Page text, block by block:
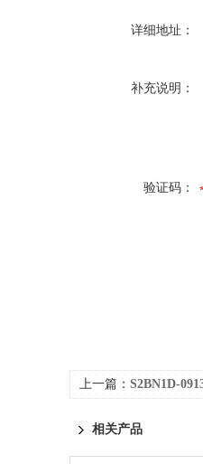
详细地址：
补充说明：
验证码：
上一篇： S2BN1D-
相关产品